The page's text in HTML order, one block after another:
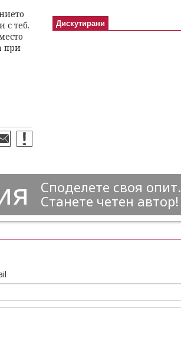
с теб.
при
Дискутирани
Споделете своя опит.
Станете четен автор!